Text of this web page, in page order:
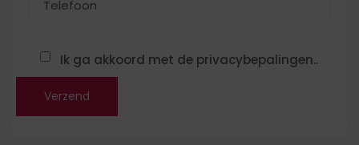
Ik ga akkoord met de privacybepalingen..